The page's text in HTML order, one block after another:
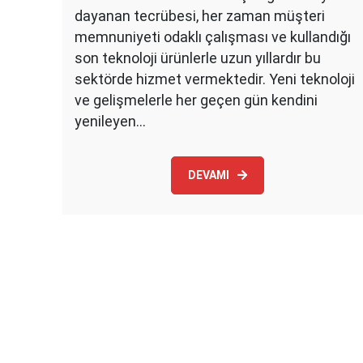
dayanan tecrübesi, her zaman müşteri
memnuniyeti odaklı çalışması ve kullandığı
son teknoloji ürünlerle uzun yıllardır bu
sektörde hizmet vermektedir. Yeni teknoloji
ve gelişmelerle her geçen gün kendini
yenileyen…
DEVAMI